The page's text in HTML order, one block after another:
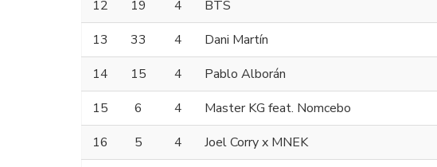
12
19 4 BTS
13
33 4 Dani Martín
14
15 4 Pablo Alborán
15
6 4 Master KG feat. Nomcebo
16
5 4 Joel Corry x MNEK